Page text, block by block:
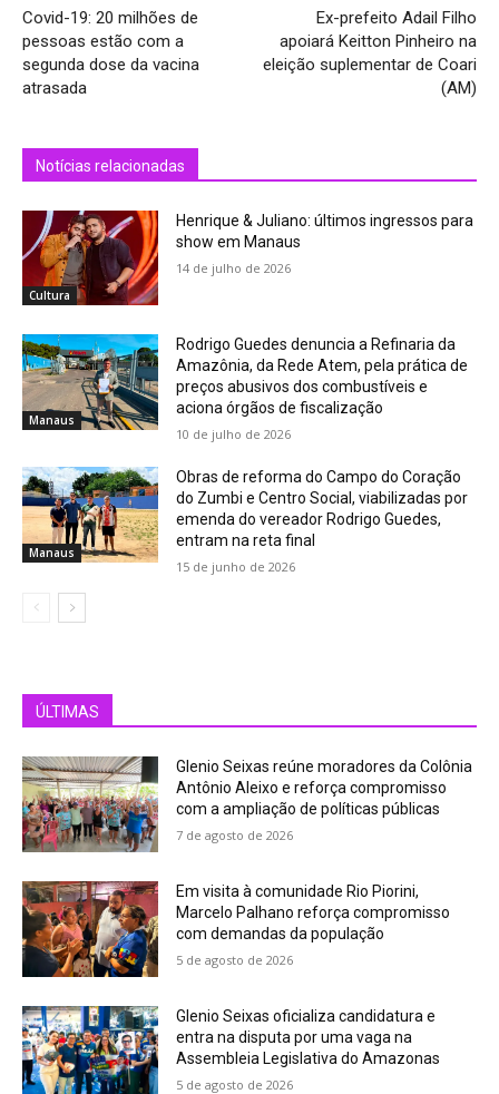
Covid-19: 20 milhões de
pessoas estão com a
segunda dose da vacina
atrasada
Ex-prefeito Adail Filho
apoiará Keitton Pinheiro na
eleição suplementar de Coari
(AM)
Notícias relacionadas
Cultura
Henrique & Juliano: últimos ingressos para
show em Manaus
14 de julho de 2026
Manaus
Rodrigo Guedes denuncia a Refinaria da
Amazônia, da Rede Atem, pela prática de
preços abusivos dos combustíveis e
aciona órgãos de fiscalização
10 de julho de 2026
Manaus
Obras de reforma do Campo do Coração
do Zumbi e Centro Social, viabilizadas por
emenda do vereador Rodrigo Guedes,
entram na reta final
15 de junho de 2026
ÚLTIMAS
Glenio Seixas reúne moradores da Colônia
Antônio Aleixo e reforça compromisso
com a ampliação de políticas públicas
7 de agosto de 2026
Em visita à comunidade Rio Piorini,
Marcelo Palhano reforça compromisso
com demandas da população
5 de agosto de 2026
Glenio Seixas oficializa candidatura e
entra na disputa por uma vaga na
Assembleia Legislativa do Amazonas
5 de agosto de 2026